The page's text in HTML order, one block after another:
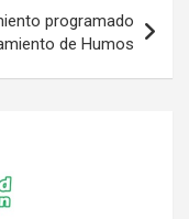
programado
de Humos